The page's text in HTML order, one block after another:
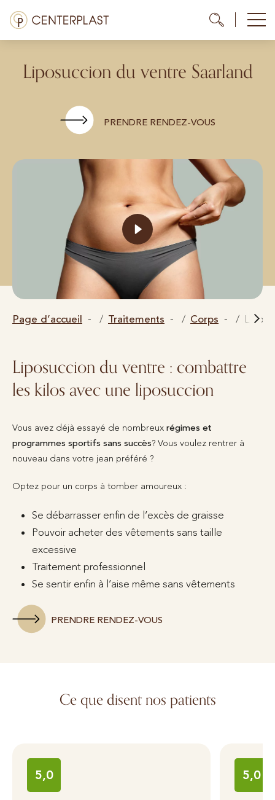
Aller
au
contenu
Menü
Liposuccion du ventre Saarland
PRENDRE RENDEZ-VOUS
Page d’accueil Traitements Corps
Liposuccion du ventre : combattre
les kilos avec une liposuccion
Vous avez déjà essayé de nombreux régimes et
programmes sportifs sans succès? Vous voulez rentrer à
nouveau dans votre jean préféré ?
Optez pour un corps à tomber amoureux :
Se débarrasser enfin de l’excès de graisse
Pouvoir acheter des vêtements sans taille
excessive
Traitement professionnel
Se sentir enfin à l’aise même sans vêtements
PRENDRE RENDEZ-VOUS
Ce que disent nos patients
5,0 5,0